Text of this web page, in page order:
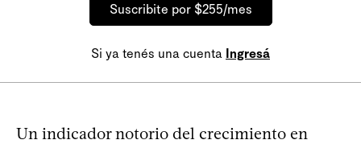
Suscribite por $255/mes
Si ya tenés una cuenta Ingresá
Un indicador notorio del crecimiento en